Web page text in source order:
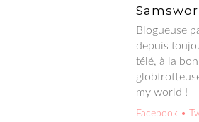
Blogueuse passionnée par la beauté
séries télé, à la bonne bouffe et
•Instagram • Google+ •